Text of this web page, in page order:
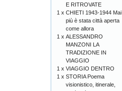
E RITROVATE
1 x CHIETI 1943-1944 Mai
più è stata città aperta
come allora
1 x ALESSANDRO
MANZONI LA
TRADIZIONE IN
VIAGGIO
1 x VIAGGIO DENTRO
1 x STORIA Poema
visionistico, itinerale,